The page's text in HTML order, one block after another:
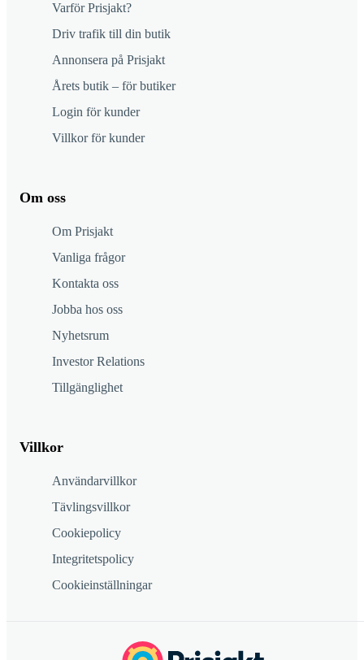
Varför Prisjakt?
Driv trafik till din butik
Annonsera på Prisjakt
Årets butik – för butiker
Login för kunder
Villkor för kunder
Om oss
Om Prisjakt
Vanliga frågor
Kontakta oss
Jobba hos oss
Nyhetsrum
Investor Relations
Tillgänglighet
Villkor
Användarvillkor
Tävlingsvillkor
Cookiepolicy
Integritetspolicy
Cookieinställningar